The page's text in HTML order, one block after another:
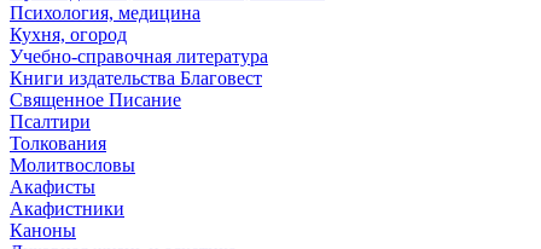
Психология, медицина
Кухня, огород
Учебно-справочная литература
Книги издательства Благовест
Священное Писание
Псалтири
Толкования
Молитвословы
Акафисты
Акафистники
Каноны